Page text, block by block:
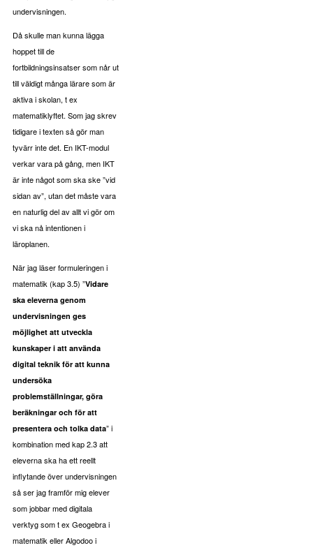
undervisningen.
Då skulle man kunna lägga
hoppet till de
fortbildningsinsatser som når ut
till väldigt många lärare som är
aktiva i skolan, t ex
matematiklyftet. Som jag skrev
tidigare i texten så gör man
tyvärr inte det. En IKT-modul
verkar vara på gång, men IKT
är inte något som ska ske ”vid
sidan av”, utan det måste vara
en naturlig del av allt vi gör om
vi ska nå intentionen i
läroplanen.
När jag läser formuleringen i
matematik (kap 3.5) ”Vidare
ska eleverna genom
undervisningen ges
möjlighet att utveckla
kunskaper i att använda
digital teknik för att kunna
undersöka
problemställningar, göra
beräkningar och för att
presentera och tolka data” i
kombination med kap 2.3 att
eleverna ska ha ett reellt
inflytande över undervisningen
så ser jag framför mig elever
som jobbar med digitala
verktyg som t ex Geogebra i
matematik eller Algodoo i